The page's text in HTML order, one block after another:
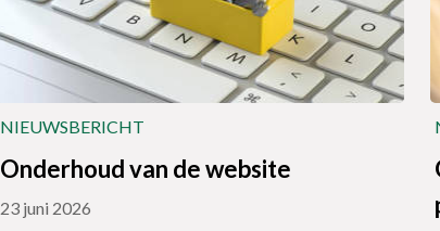
NIEUWSBERICHT
Onderhoud van de website
23 juni 2026